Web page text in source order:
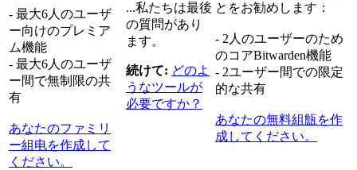
- 最大6人のユーザ
ー向けのプレミア
ム機能
- 最大6人のユーザ
ー間で無制限の共
有
あなたのファミリ
ー組电を作成して
ください。
...私たちは最後
の質問があり
ます。
続けて: どのよ
うなツールが
必要ですか？
とをお勧めします：
- 2人のユーザーのため
のコアBitwarden機能
- 2ユーザー間での限定
的な共有
あなたの無料組甔を作
成してください。